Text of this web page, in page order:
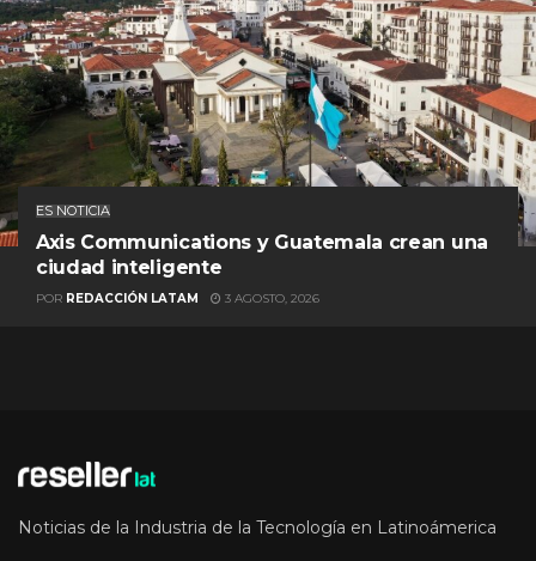
ES NOTICIA
Axis Communications y Guatemala crean una
ciudad inteligente
POR REDACCIÓN LATAM 3 AGOSTO, 2026
Noticias de la Industria de la Tecnología en Latinoámerica